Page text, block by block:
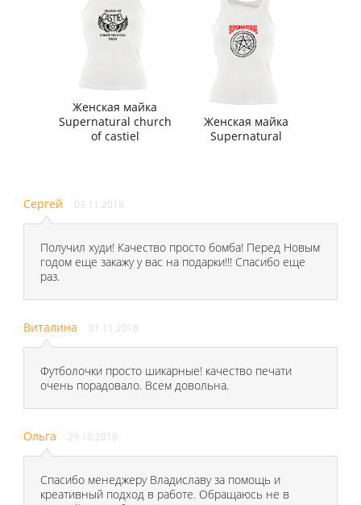
Женская майка
Supernatural church
of castiel
Женская майка
Supernatural
Сергей 03.11.2018
Получил худи! Качество просто бомба! Перед Новым
годом еще закажу у вас на подарки!!! Спасибо еще
раз.
Виталина 01.11.2018
Футболочки просто шикарные! качество печати
очень порадовало. Всем довольна.
Ольга 29.10.2018
Спасибо менеджеру Владиславу за помощь и
креативный подход в работе. Обращаюсь не в